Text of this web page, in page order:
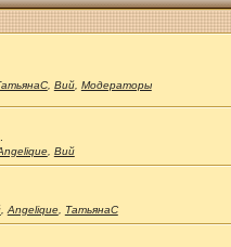
, Вий, Модераторы
, Вий
, Angelique, ТатьянаС